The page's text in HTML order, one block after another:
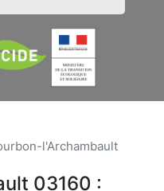
l'Archambault
03160 :